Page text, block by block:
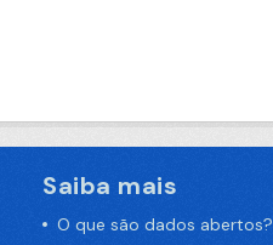
Saiba mais
O que são dados abertos?